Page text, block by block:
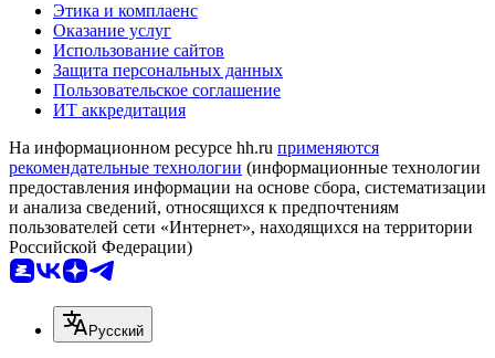
Этика и комплаенс
Оказание услуг
Использование сайтов
Защита персональных данных
Пользовательское соглашение
ИТ аккредитация
На информационном ресурсе hh.ru применяются
рекомендательные технологии (информационные технологии
предоставления информации на основе сбора, систематизации
и анализа сведений, относящихся к предпочтениям
пользователей сети «Интернет», находящихся на территории
Российской Федерации)
Русский